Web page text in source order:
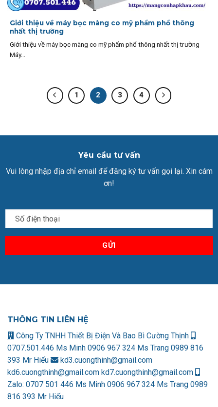
Giới thiệu về máy bọc màng co mỹ phẩm phổ thông
nhất thị trường
Giới thiệu về máy bọc màng co mỹ phẩm phổ thông nhất thị trường
Máy...
1 2 3 4
Yêu cầu tư vấn
Vui lòng nhập địa chỉ email để đăng ký tư vấn gọi lại. Xin cám
ơn!
THÔNG TIN LIÊN HỆ
Công Ty TNHH Thiết Bị Điện Và Bao Bì Cường Thịnh
0707.501.446 Ms Minh 0906 967 324 Ms Trang 0989 816
393 Mr Hiếu
kd3.cuongthinh@gmail.com
kd6.cuongthinh@gmail.com kd7.cuongthinh@gmail.com
Zalo: 0707 501 446 Ms Minh 0906 967 324 Ms Trang 0989
816 393 Mr Hiếu